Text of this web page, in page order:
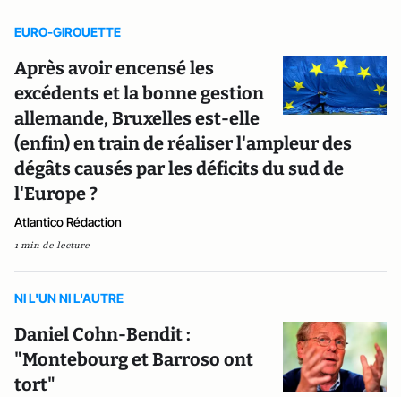
EURO-GIROUETTE
Après avoir encensé les
excédents et la bonne gestion
allemande, Bruxelles est-elle
(enfin) en train de réaliser l'ampleur des
dégâts causés par les déficits du sud de
l'Europe ?
Atlantico Rédaction
1 min de lecture
NI L'UN NI L'AUTRE
Daniel Cohn-Bendit :
"Montebourg et Barroso ont
tort"